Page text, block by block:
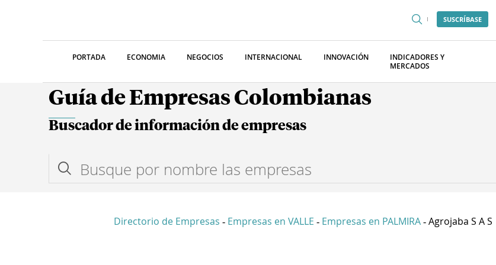
SUSCRÍBASE
PORTADA ECONOMIA NEGOCIOS INTERNACIONAL INNOVACIÓN
INDICADORES Y
MERCADOS
Guía de Empresas Colombianas
Buscador de información de empresas
Directorio de Empresas - Empresas en VALLE - Empresas en PALMIRA - Agrojaba S A S